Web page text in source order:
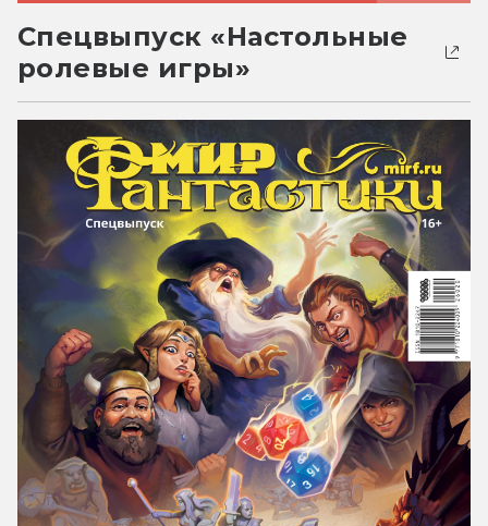
Спецвыпуск «Настольные
ролевые игры»